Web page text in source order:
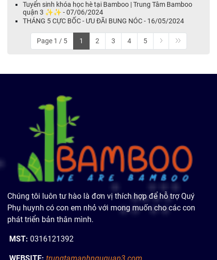
Tuyển sinh khóa học hè tại Bamboo | Trung Tâm Bamboo
quận 3 ✨✨ - 07/06/2024
THÁNG 5 CỰC BỐC - ƯU ĐÃI BUNG NÓC - 16/05/2024
Page 1 / 5 1 2 3 4 5
Chúng tôi luôn tư hào là đơn vị thích hợp để hỗ trợ Quý
Phụ huynh có con em nhỏ với mong muốn cho các con
phát triển bản thân mình.
MST: 0316121392